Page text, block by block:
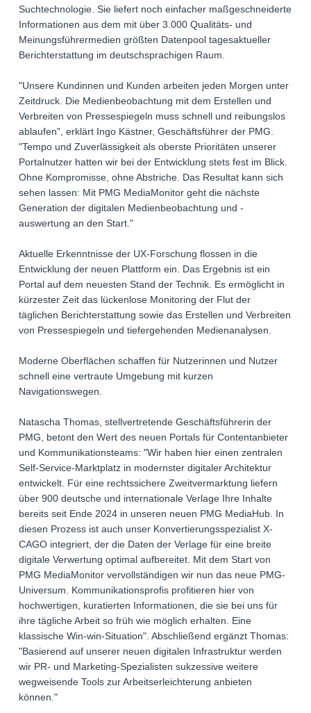
Suchtechnologie. Sie liefert noch einfacher maßgeschneiderte
Informationen aus dem mit über 3.000 Qualitäts- und
Meinungsführermedien größten Datenpool tagesaktueller
Berichterstattung im deutschsprachigen Raum.
"Unsere Kundinnen und Kunden arbeiten jeden Morgen unter
Zeitdruck. Die Medienbeobachtung mit dem Erstellen und
Verbreiten von Pressespiegeln muss schnell und reibungslos
ablaufen", erklärt Ingo Kästner, Geschäftsführer der PMG.
"Tempo und Zuverlässigkeit als oberste Prioritäten unserer
Portalnutzer hatten wir bei der Entwicklung stets fest im Blick.
Ohne Kompromisse, ohne Abstriche. Das Resultat kann sich
sehen lassen: Mit PMG MediaMonitor geht die nächste
Generation der digitalen Medienbeobachtung und -
auswertung an den Start."
Aktuelle Erkenntnisse der UX-Forschung flossen in die
Entwicklung der neuen Plattform ein. Das Ergebnis ist ein
Portal auf dem neuesten Stand der Technik. Es ermöglicht in
kürzester Zeit das lückenlose Monitoring der Flut der
täglichen Berichterstattung sowie das Erstellen und Verbreiten
von Pressespiegeln und tiefergehenden Medienanalysen.
Moderne Oberflächen schaffen für Nutzerinnen und Nutzer
schnell eine vertraute Umgebung mit kurzen
Navigationswegen.
Natascha Thomas, stellvertretende Geschäftsführerin der
PMG, betont den Wert des neuen Portals für Contentanbieter
und Kommunikationsteams: "Wir haben hier einen zentralen
Self-Service-Marktplatz in modernster digitaler Architektur
entwickelt. Für eine rechtssichere Zweitvermarktung liefern
über 900 deutsche und internationale Verlage Ihre Inhalte
bereits seit Ende 2024 in unseren neuen PMG MediaHub. In
diesen Prozess ist auch unser Konvertierungsspezialist X-
CAGO integriert, der die Daten der Verlage für eine breite
digitale Verwertung optimal aufbereitet. Mit dem Start von
PMG MediaMonitor vervollständigen wir nun das neue PMG-
Universum. Kommunikationsprofis profitieren hier von
hochwertigen, kuratierten Informationen, die sie bei uns für
ihre tägliche Arbeit so früh wie möglich erhalten. Eine
klassische Win-win-Situation". Abschließend ergänzt Thomas:
"Basierend auf unserer neuen digitalen Infrastruktur werden
wir PR- und Marketing-Spezialisten sukzessive weitere
wegweisende Tools zur Arbeitserleichterung anbieten
können."